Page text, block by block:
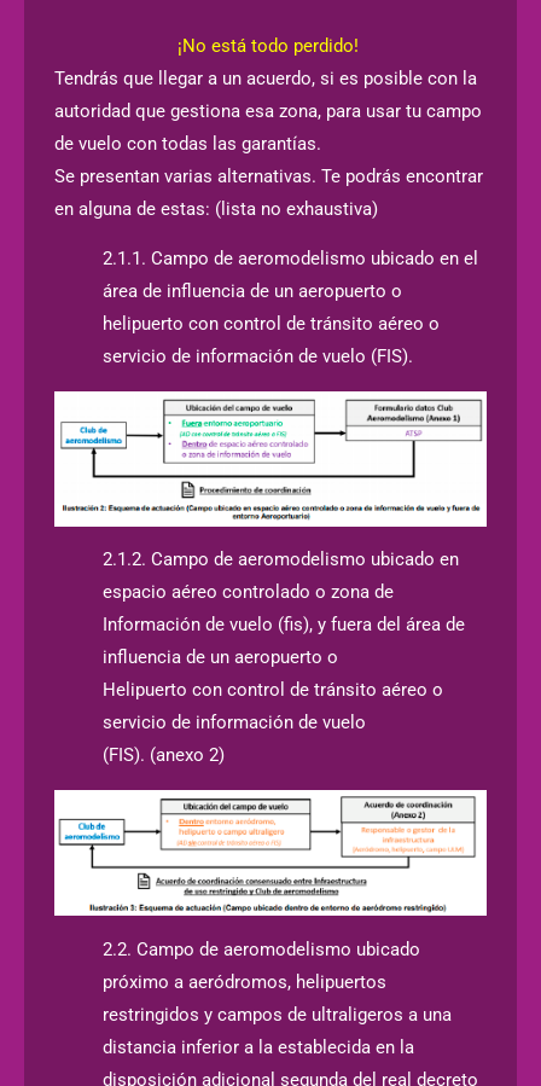
¡No está todo perdido!
Tendrás que llegar a un acuerdo, si es posible con la
autoridad que gestiona esa zona, para usar tu campo
de vuelo con todas las garantías.
Se presentan varias alternativas. Te podrás encontrar
en alguna de estas: (lista no exhaustiva)
2.1.1. Campo de aeromodelismo ubicado en el
área de influencia de un aeropuerto o
helipuerto con control de tránsito aéreo o
servicio de información de vuelo (FIS).
2.1.2. Campo de aeromodelismo ubicado en
espacio aéreo controlado o zona de
Información de vuelo (fis), y fuera del área de
influencia de un aeropuerto o
Helipuerto con control de tránsito aéreo o
servicio de información de vuelo
(FIS). (anexo 2)
2.2. Campo de aeromodelismo ubicado
próximo a aeródromos, helipuertos
restringidos y campos de ultraligeros a una
distancia inferior a la establecida en la
disposición adicional segunda del real decreto